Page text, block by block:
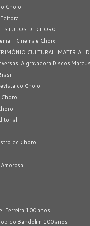
Choro
ESTUDOS DE CHORO
– Cinema e Choro
CULTURAL IMATERIAL
'A gravadora Discos
do Choro
do Choro
Ferreira 100 anos
do Bandolim 100 anos